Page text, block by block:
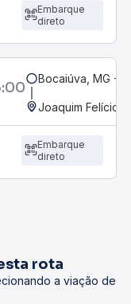
Embarque
direto
Bocaiúva, MG -
Joaquim Felício,
Embarque
direto
rota
a viação de